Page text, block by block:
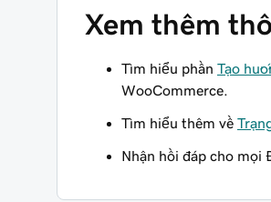
Xem thêm
Tìm hiểu phần Tạo
WooCommerce.
Tìm hiểu thêm về
Nhận hồi đáp cho mọi